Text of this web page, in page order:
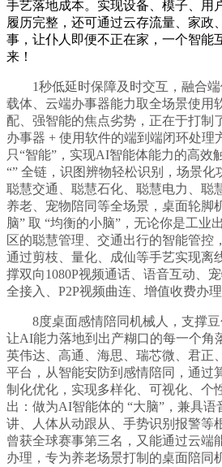
手艺落地成本。实现设备、模子、用
履历完整，还可通过云存流量、家政
事，让仆人即便不正在家，一个智能
来！
1秒低延时保障及时交互，融合端
载体、云端办事器能力取全场景使用
配、强智能的焦点劣势，正在于打制
办事器 + 使用软件的端到端闭环处理
只“智能”，实现AI智能体能力的高效
“” 全链，识图辨物轻松识别，场景化
聪慧交通、聪慧石化、聪慧电力、聪
养老、宠物陪同等全场景，桌面轮脚
脑” 取 “均衡的小脑”，无论你是工业
区的聪慧管理、交通出行的智能管控
通过剪枝、量化、成仙等手艺实现离
撑双向1080P视频通话、语音互动、
全接入、P2P视频曲连、增值收费办理
8度桌面感情陪同机械人，支撑豆
让AI能力落地到出产糊口的每一个角
英伟达、高通、海思、瑞芯微、君正
平台，从智能安防到感情陪同，通过
制化优化，实现多样化、可视化、个
出：做为AI智能体的 “大脑”，兼具
讲、人体从动跟从、手势识别报警等
曾获全球赛事第三名，又能通过云端
办理，专为养老场景打制的桌面陪同